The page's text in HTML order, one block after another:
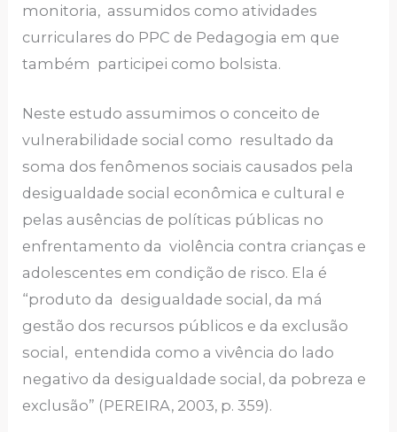
monitoria, assumidos como atividades
curriculares do PPC de Pedagogia em que
também participei como bolsista.
Neste estudo assumimos o conceito de
vulnerabilidade social como resultado da
soma dos fenômenos sociais causados pela
desigualdade social econômica e cultural e
pelas ausências de políticas públicas no
enfrentamento da violência contra crianças e
adolescentes em condição de risco. Ela é
“produto da desigualdade social, da má
gestão dos recursos públicos e da exclusão
social, entendida como a vivência do lado
negativo da desigualdade social, da pobreza e
exclusão” (PEREIRA, 2003, p. 359).